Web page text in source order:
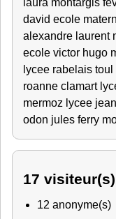
laura montargis
david ecole
alexandre laurent
ecole victor hugo
lycee rabelais toul
roanne clamart
mermoz lycee
odon jules ferry
17
12 anonyme(s)